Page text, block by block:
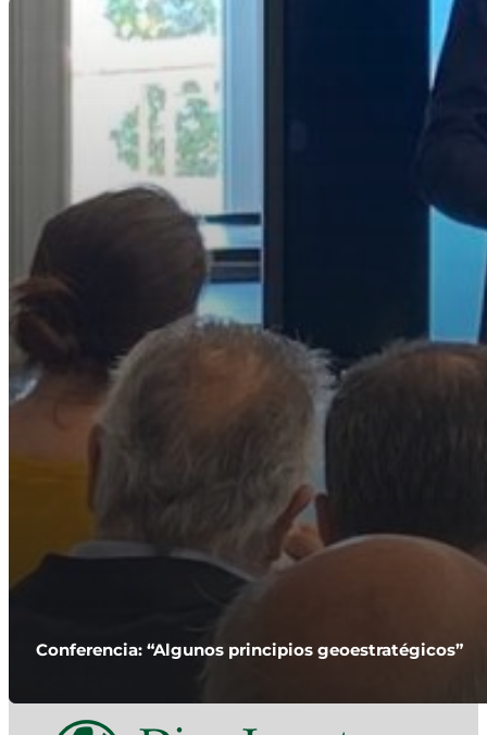
Conferencia: “Algunos principios geoestratégicos”